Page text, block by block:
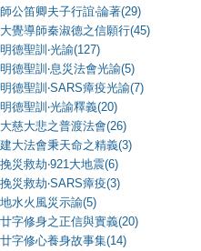
師公笛卿夫子行誼‧論著(29)
大覺導師秦淑德之信願行(45)
明德聖訓‧光諭(127)
明德聖訓‧息災法會光諭(5)
明德聖訓‧SARS瘴疫光諭(7)
明德聖訓‧光諭釋義(20)
大慈大悲之普渡法會(26)
建大法會秉天命之精義(3)
挽災救劫‧921大地震(6)
挽災救劫‧SARS瘴疫(3)
地水火風災示諭(5)
廿字修身之正信與實義(20)
廿字修心養身故事集(14)